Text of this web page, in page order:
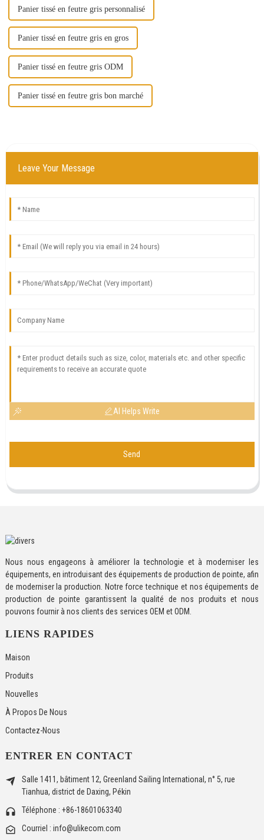
Panier tissé en feutre gris personnalisé
Panier tissé en feutre gris en gros
Panier tissé en feutre gris ODM
Panier tissé en feutre gris bon marché
Leave Your Message
AI Helps Write
Send
Nous nous engageons à améliorer la technologie et à moderniser les
équipements, en introduisant des équipements de production de pointe, afin
de moderniser la production. Notre force technique et nos équipements de
production de pointe garantissent la qualité de nos produits et nous
pouvons fournir à nos clients des services OEM et ODM.
LIENS RAPIDES
Maison
Produits
Nouvelles
À Propos De Nous
Contactez-Nous
ENTRER EN CONTACT
Salle 1411, bâtiment 12, Greenland Sailing International, n° 5, rue
Tianhua, district de Daxing, Pékin
Téléphone : +86-18601063340
Courriel : info@ulikecom.com